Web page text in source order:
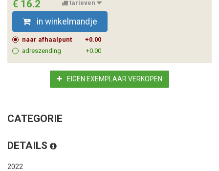
€ 16.2 tarieven
in winkelmandje
naar afhaalpunt
+0.00
adreszending
+0.00
EIGEN EXEMPLAAR VERKOPEN
CATEGORIE
DETAILS
2022